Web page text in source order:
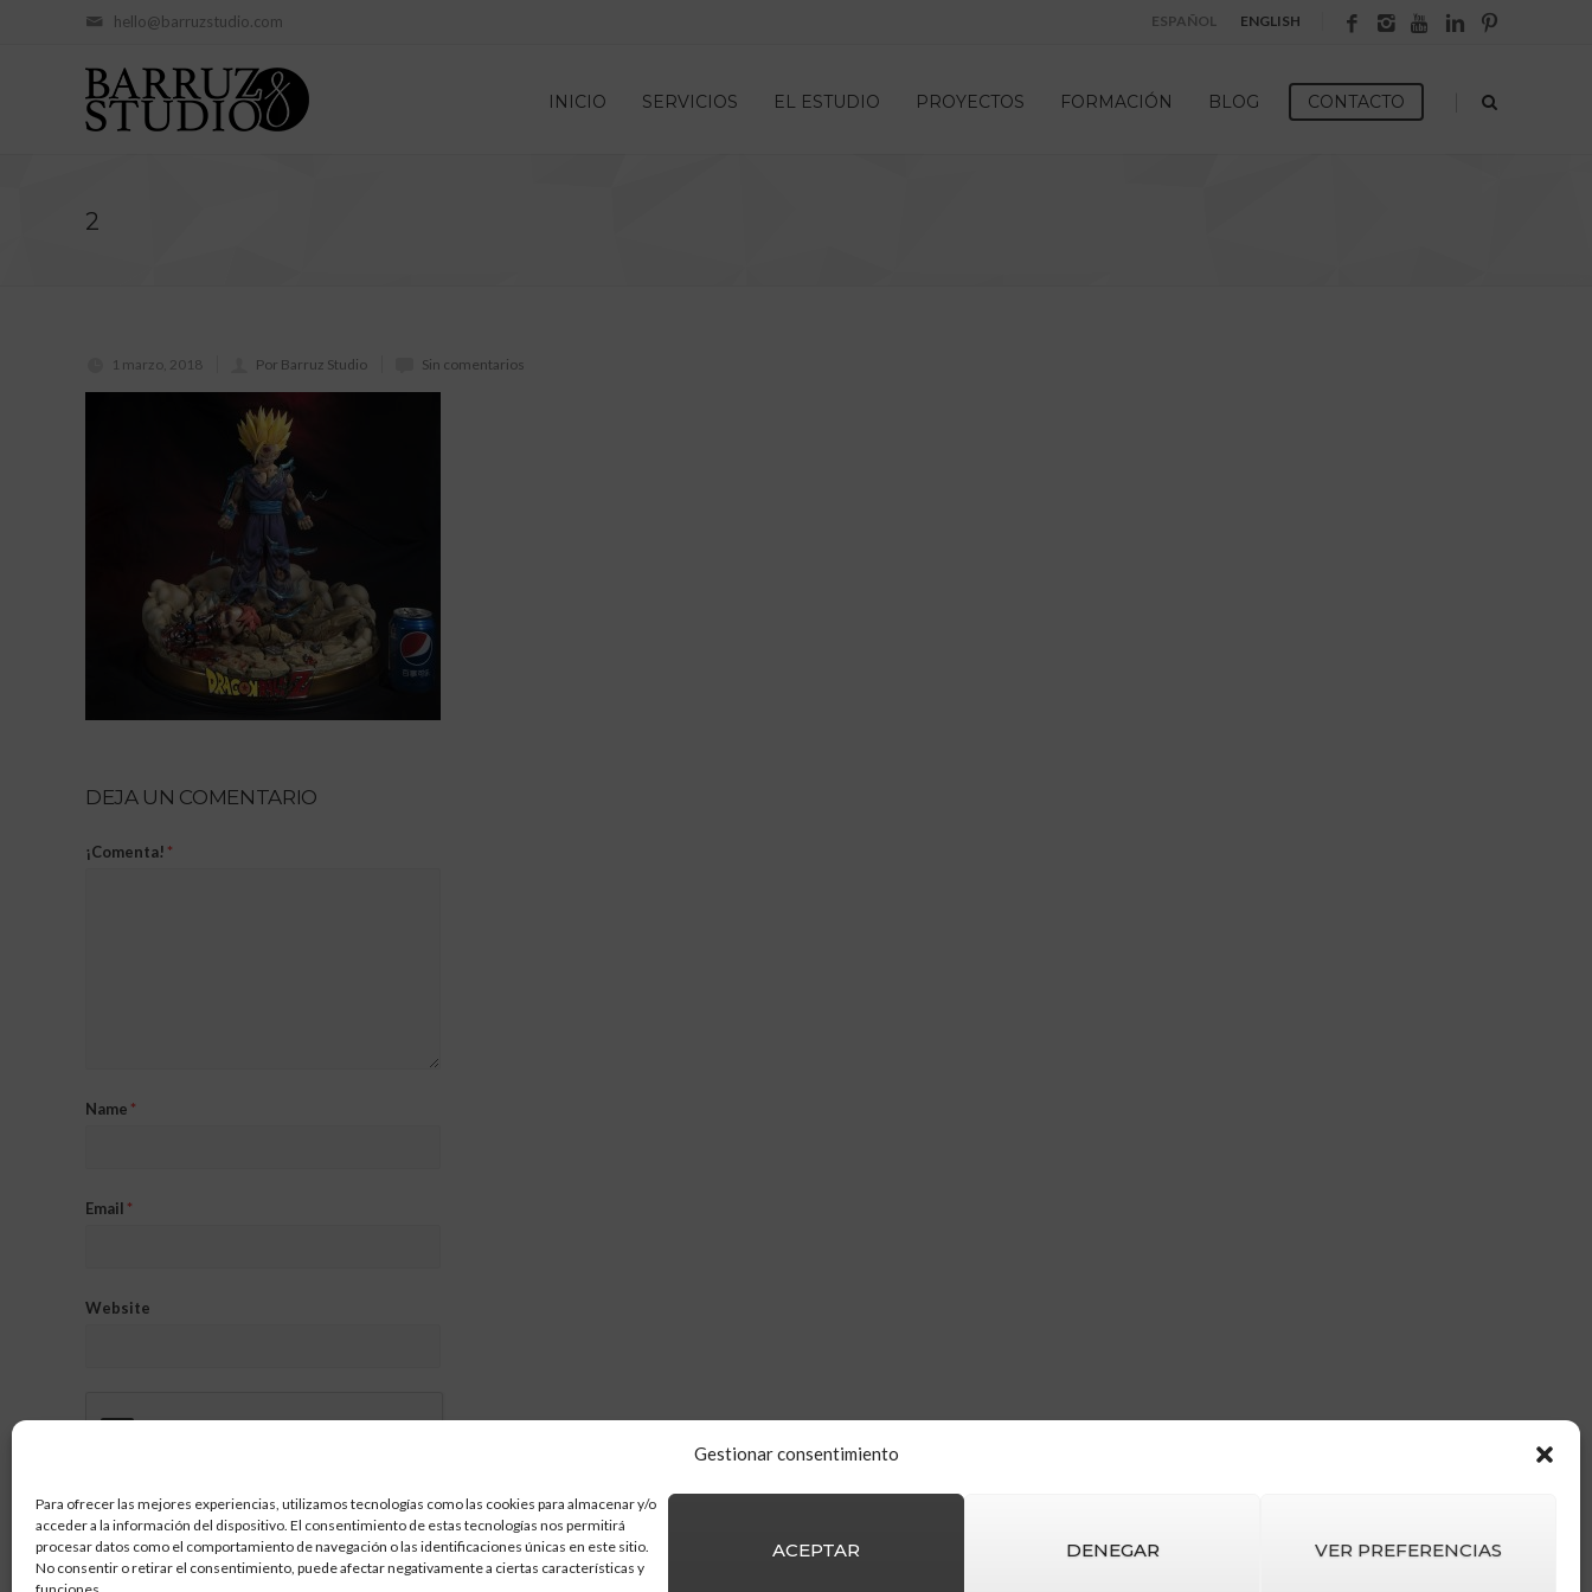
Gestionar consentimiento
Para ofrecer las mejores experiencias, utilizamos tecnologías como las cookies para almacenar y/o
acceder a la información del dispositivo. El consentimiento de estas tecnologías nos permitirá
procesar datos como el comportamiento de navegación o las identificaciones únicas en este sitio.
No consentir o retirar el consentimiento, puede afectar negativamente a ciertas características y
ACEPTAR DENEGAR VER PREFERENCIAS
hello@barruzstudio.com ESPAÑOL ENGLISH
INICIO SERVICIOS EL ESTUDIO PROYECTOS FORMACIÓN BLOG CONTACTO
2
1 marzo, 2018 Por Barruz Studio Sin comentarios
DEJA UN COMENTARIO
¡Comenta! *
Name *
Email *
Website